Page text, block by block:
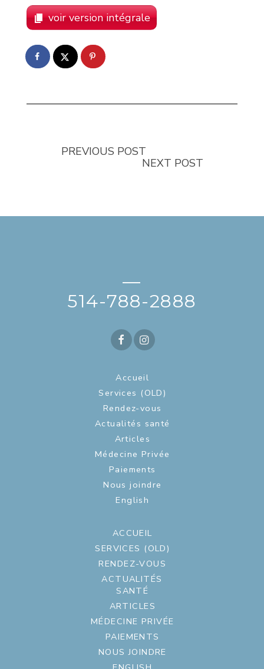
voir version intégrale
PREVIOUS POST
NEXT POST
—
514-788-2888
Accueil
Services (OLD)
Rendez-vous
Actualités santé
Articles
Médecine Privée
Paiements
Nous joindre
English
ACCUEIL
SERVICES (OLD)
RENDEZ-VOUS
ACTUALITÉS
SANTÉ
ARTICLES
MÉDECINE PRIVÉE
PAIEMENTS
NOUS JOINDRE